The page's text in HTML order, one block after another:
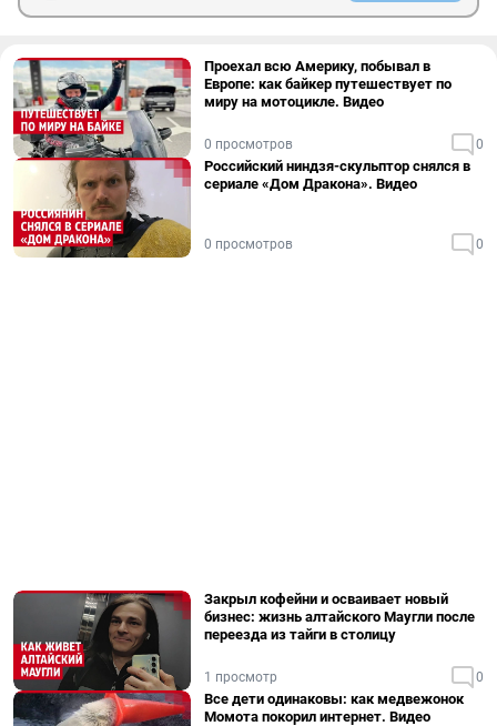
Проехал всю Америку, побывал в
Европе: как байкер путешествует по
миру на мотоцикле. Видео
0 просмотров 0
Российский ниндзя-скульптор снялся в
сериале «Дом Дракона». Видео
0 просмотров 0
Закрыл кофейни и осваивает новый
бизнес: жизнь алтайского Маугли после
переезда из тайги в столицу
1 просмотр 0
Все дети одинаковы: как медвежонок
Момота покорил интернет. Видео